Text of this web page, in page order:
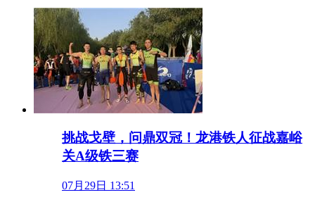
挑战戈壁，问鼎双冠！龙港铁人征战嘉峪
关A级铁三赛
07月29日 13:51